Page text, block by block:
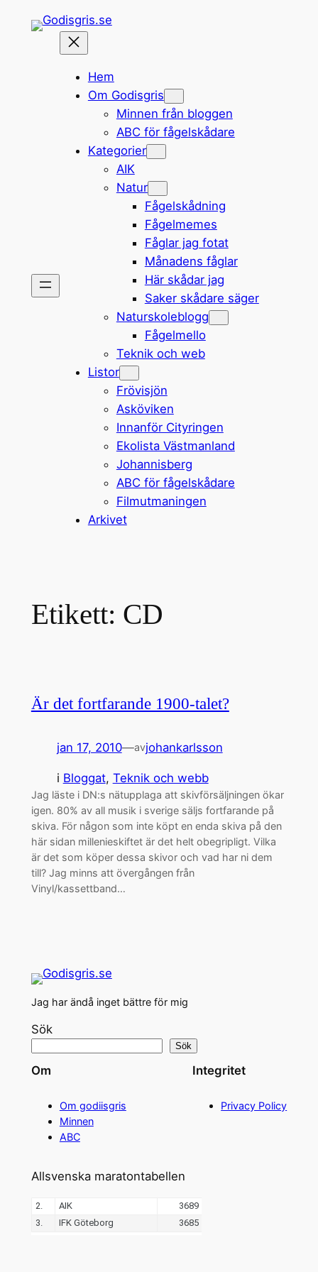
Hem
Om Godisgris
Minnen från bloggen
ABC för fågelskådare
Kategorier
AIK
Natur
Fågelskådning
Fågelmemes
Fåglar jag fotat
Månadens fåglar
Här skådar jag
Saker skådare säger
Naturskoleblogg
Fågelmello
Teknik och web
Listor
Frövisjön
Asköviken
Innanför Cityringen
Ekolista Västmanland
Johannisberg
ABC för fågelskådare
Filmutmaningen
Arkivet
Etikett: CD
Är det fortfarande 1900-talet?
jan 17, 2010—avjohankarlsson
i Bloggat, Teknik och webb
Jag läste i DN:s nätupplaga att skivförsäljningen ökar
igen. 80% av all musik i sverige säljs fortfarande på
skiva. För någon som inte köpt en enda skiva på den
här sidan millenieskiftet är det helt obegripligt. Vilka
är det som köper dessa skivor och vad har ni dem
till? Jag minns att övergången från
Vinyl/kassettband…
Jag har ändå inget bättre för mig
Sök
Sök
Om
Om godiisgris
Minnen
ABC
Integritet
Privacy Policy
Allsvenska maratontabellen